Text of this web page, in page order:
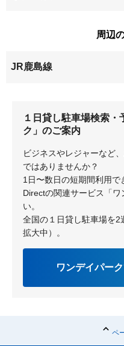
周辺
JR鹿島線
１日貸し駐車場検索
ク」のご案内
ビジネスやレジャーなど
ではありませんか？
1日〜数日の短期間利用
Directの関連サービス「
い。
全国の１日貸し駐車場を2
拡大中）。
ワンデイパー
ペ